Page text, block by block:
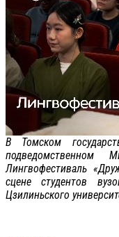
В Томском
подведомственном
Лингвофестиваль
сцене студентов
Цзилиньского